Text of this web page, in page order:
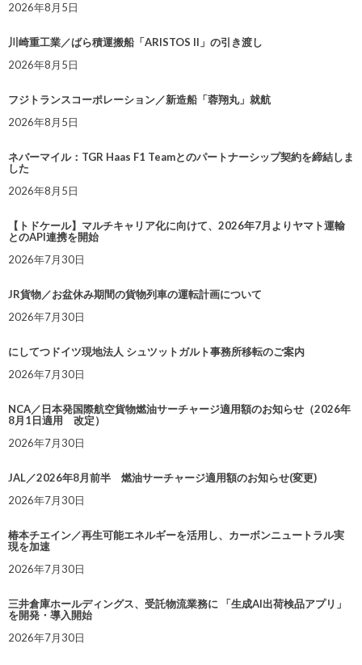
2026年8月5日
川崎重工業／ばら積運搬船「ARISTOS II」の引き渡し
2026年8月5日
フジトランスコーポレーション／新造船「蓉翔丸」就航
2026年8月5日
ネバーマイル：TGR Haas F1 Teamとのパートナーシップ契約を締結しま
した
2026年8月5日
【トドケール】マルチキャリア化に向けて、2026年7月よりヤマト運輸
とのAPI連携を開始
2026年7月30日
JR貨物／お盆休み期間の貨物列車の運転計画について
2026年7月30日
にしてつドイツ現地法人 シュツットガルト事務所移転のご案内
2026年7月30日
NCA／日本発国際航空貨物燃油サーチャージ適用額のお知らせ（2026年
8月1日適用 改定）
2026年7月30日
JAL／2026年8月前半 燃油サーチャージ適用額のお知らせ(変更)
2026年7月30日
椿本チエイン／再生可能エネルギーを活用し、カーボンニュートラル実
現を加速
2026年7月30日
三井倉庫ホールディングス、受託物流業務に 「生成AI出荷検品アプリ」
を開発・導入開始
2026年7月30日